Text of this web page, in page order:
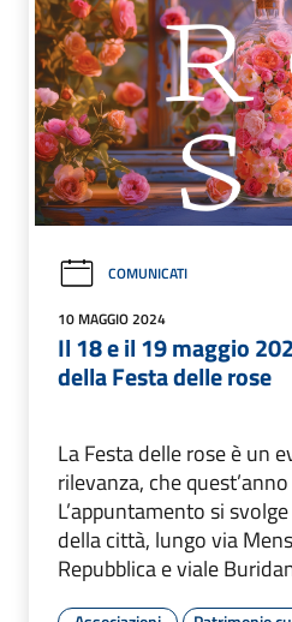
COMUNICATI
10 MAGGIO 2024
Il 18 e il 19 maggio
della Festa delle rose
La Festa delle rose è un
rilevanza, che
L’appuntamento si
della città, lungo via
Repubblica e viale